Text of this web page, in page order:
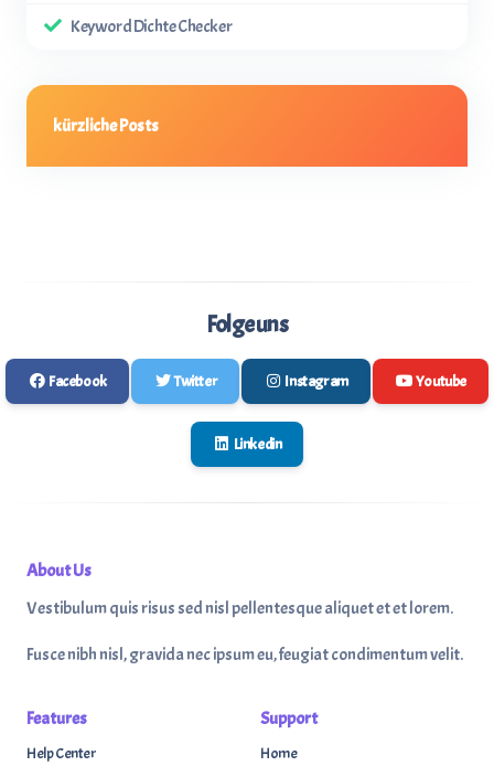
Keyword Dichte Checker
kürzliche Posts
Folge uns
Facebook Twitter Instagram Youtube
Linkedin
About Us
Vestibulum quis risus sed nisl pellentesque aliquet et et lorem.
Fusce nibh nisl, gravida nec ipsum eu, feugiat condimentum velit.
Features
Help Center
Support
Home